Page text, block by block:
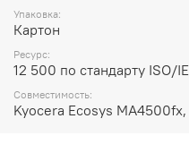
Упаковка:
Картон
Ресурс:
12 500 по стандарту ISO/
Совместимость:
Kyocera Ecosys